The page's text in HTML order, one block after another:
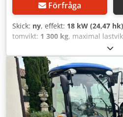
Förfråga
Skick: ny, effekt: 18 kW (24,47 hk)
tomvikt: 1 300 kg, maximal
mekanisk
säten:1, total längd:2 895 mm,
differentialspärr, fyrhjulsdrift,
fyrhjulsdrift, 18,2 kW, 1 319
20 km/h, differentialspärr,
bränslemätare,
vikter à 15 kg, välteskyddsbåge